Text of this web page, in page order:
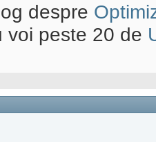
despre
voi peste 20 de